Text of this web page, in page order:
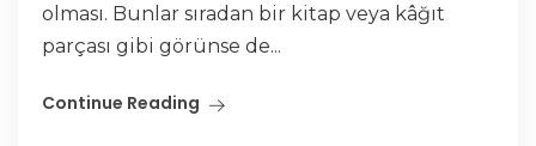
olması. Bunlar sıradan bir kitap veya kâğıt
parçası gibi görünse de...
Continue Reading